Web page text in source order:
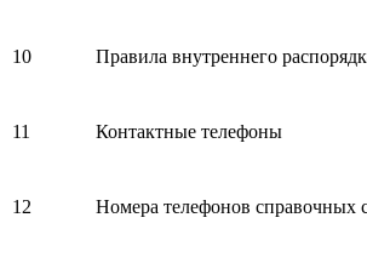
10 Правила внутреннего
11 Контактные телефоны
12 Номера телефонов справочных